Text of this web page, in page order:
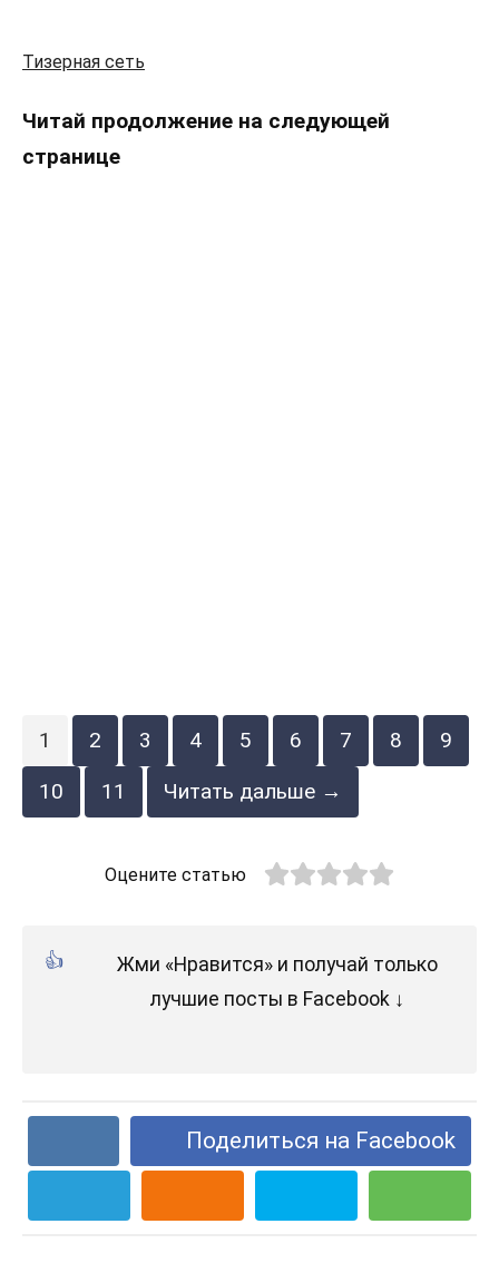
Тизерная сеть
Читай продолжение на следующей
странице
1 2 3 4 5 6 7 8
9
10
11 Читать дальше →
Оцените статью
Жми «Нравится» и получай только
лучшие посты в Facebook ↓
Поделиться на Facebook